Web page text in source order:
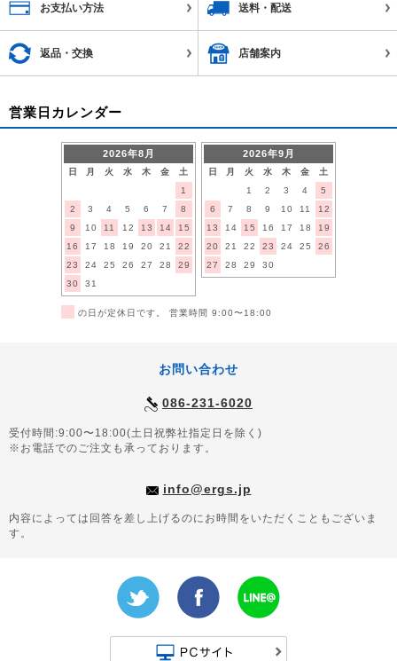
お支払い方法 送料・配送
返品・交換 店舗案内
営業日カレンダー
2026年8月
日 月 火 水 木 金
土
1
2
3 4 5 6 7
8
9
10 11 12 13 14
15
16
17 18 19 20 21
22
23
24 25 26 27 28
29
30
31
2026年9月
日 月 火 水 木 金
土
1
2 3 4
5
6
7 8 9 10 11
12
13
14 15 16 17 18
19
20
21 22 23 24 25
26
27
28 29 30
の日が定休日です。 営業時間 9:00〜18:00
お問い合わせ
086-231-6020
受付時間:9:00〜18:00(土日祝弊社指定日を除く)
※お電話でのご注文も承っております。
info@ergs.jp
内容によっては回答を差し上げるのにお時間をいただくこともございま
す。